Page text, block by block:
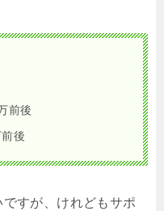
前後
後
すが、けれどもサポ